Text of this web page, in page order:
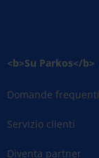
<b>Su Parkos</b>
Domande
Servizio clienti
Diventa partner